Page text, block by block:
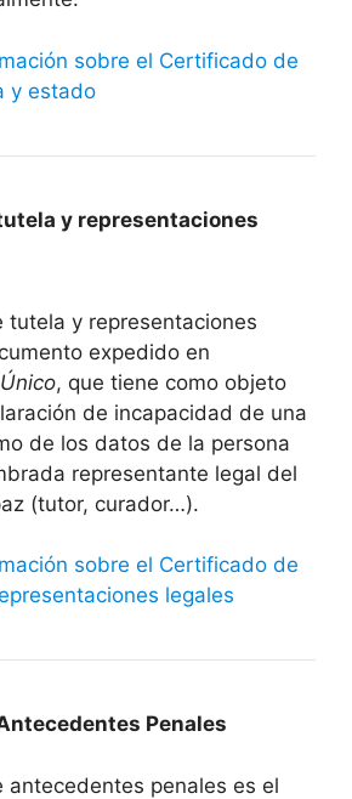
sobre el Certificado de
y estado
y representaciones
tutela y representaciones
expedido en
, que tiene como objeto
de incapacidad de una
de los datos de la persona
representante legal del
(tutor, curador…).
sobre el Certificado de
legales
Penales
antecedentes penales es el